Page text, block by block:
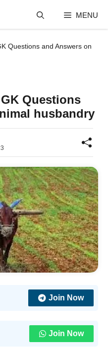
MENU
GK Questions and Answers on
| GK Questions
husbandry
Join Now
Join Now